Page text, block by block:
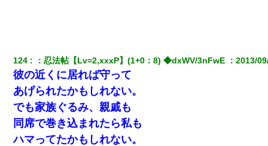
さっき嫁から、「愛しています」ってメールが届いた。俺も「愛
してます」って送ったら
ホテルに泊まったんだけど従業員が最悪だった。折角の旅行で何
故私が怒鳴られなきゃいけなかったのだ
124 ：忍法帖【Lv=2,xxxP】(1+0：8) ◆dxWV/3nFwE ：2013/
彼の近くに居れば守って
あげられたかもしれない。
でも家族ぐるみ、親戚も
同席で巻き込まれたら私も
ハマってたかもしれない。